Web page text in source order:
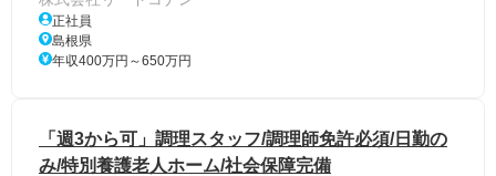
正社員
島根県
年収400万円～650万円
「週3から可」調理スタッフ/調理師免許必須/日勤の
み/特別養護老人ホーム/社会保障完備